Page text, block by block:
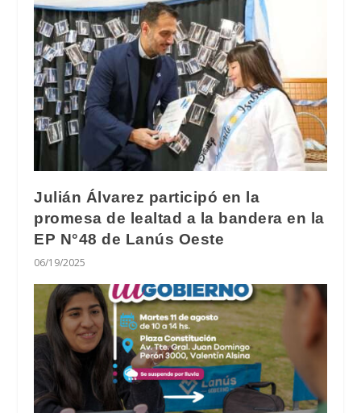
Julián Álvarez participó en la
promesa de lealtad a la bandera en la
EP N°48 de Lanús Oeste
06/19/2025